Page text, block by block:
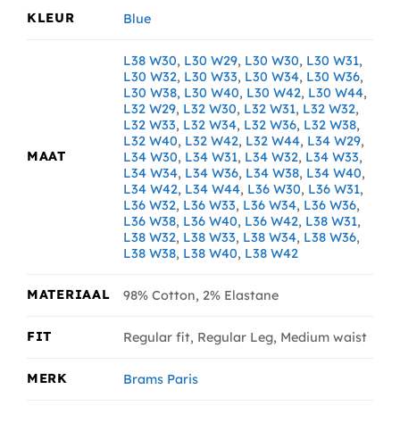
KLEUR Blue
MAAT
L38 W30, L30 W29, L30 W30, L30 W31,
L30 W32, L30 W33, L30 W34, L30 W36,
L30 W38, L30 W40, L30 W42, L30 W44,
L32 W29, L32 W30, L32 W31, L32 W32,
L32 W33, L32 W34, L32 W36, L32 W38,
L32 W40, L32 W42, L32 W44, L34 W29,
L34 W30, L34 W31, L34 W32, L34 W33,
L34 W34, L34 W36, L34 W38, L34 W40,
L34 W42, L34 W44, L36 W30, L36 W31,
L36 W32, L36 W33, L36 W34, L36 W36,
L36 W38, L36 W40, L36 W42, L38 W31,
L38 W32, L38 W33, L38 W34, L38 W36,
L38 W38, L38 W40, L38 W42
MATERIAAL 98% Cotton, 2% Elastane
FIT Regular fit, Regular Leg, Medium waist
MERK Brams Paris